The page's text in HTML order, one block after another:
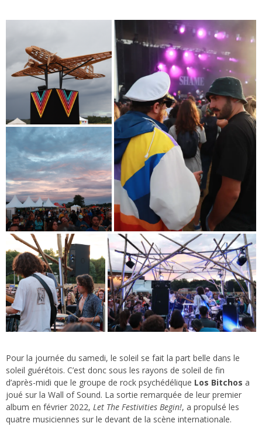
Pour la journée du samedi, le soleil se fait la part belle dans le
soleil guérétois. C’est donc sous les rayons de soleil de fin
d’après-midi que le groupe de rock psychédélique Los Bitchos a
joué sur la Wall of Sound. La sortie remarquée de leur premier
album en février 2022, Let The Festivities Begin!, a propulsé les
quatre musiciennes sur le devant de la scène internationale.